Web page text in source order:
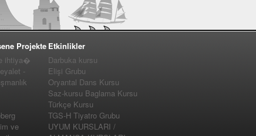
Projekte
ihtiya�
-
ve
Etkinlikler
Darbuka kursu
Elişi Grubu
Oryantal Dans Kursu
Saz-kursu Baglama Kursu
Türkçe Kursu
TGS-H Tiyatro Grubu
UYUM KURSLARI /